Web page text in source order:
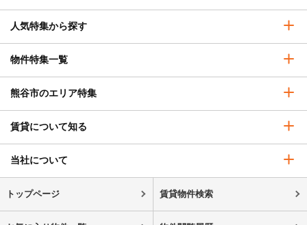
人気特集から探す
物件特集一覧
熊谷市のエリア特集
賃貸について知る
当社について
トップページ 賃貸物件検索